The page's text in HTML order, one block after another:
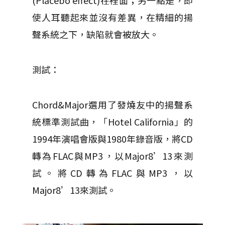
使人耳聽起來並沒有差異，在精細的揚
聲系統之下，缺陷就會被放大。
測試：
Chord&Major選用了發燒友中的揚聲系
統標準測試曲，「Hotel California」的
1994年演唱會版與1980年錄音版，將CD
轉為FLAC與MP3，以Major8’13來測
試。將CD轉為FLAC與MP3，以
Major8’13來測試。